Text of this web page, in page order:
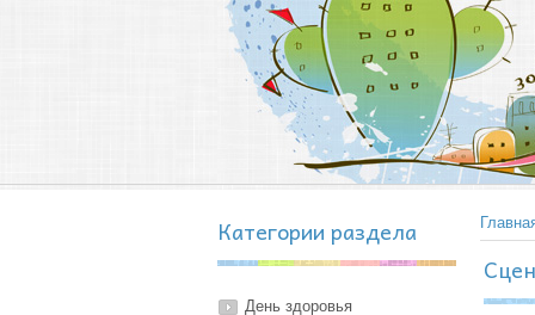
Категории раздела
День здоровья